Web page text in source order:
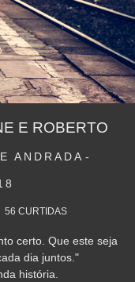
ANDRADA
E ROBERTO
56 CURTIDAS
certo. Que este seja
dia juntos."
história.